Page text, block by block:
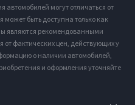
могут отличаться от
может быть доступна только как
являются рекомендованными
от фактических цен, действующих у
о наличии автомобилей,
и оформления уточняйте